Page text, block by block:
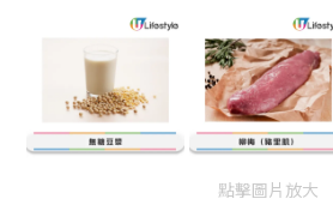
點擊圖片放大